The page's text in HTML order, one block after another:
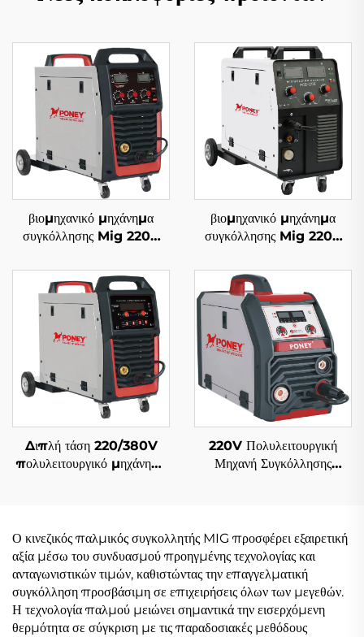
βιομηχανικό μηχάνημα
συγκόλλησης Mig 220V
με προστασία αερίου CO2,
μηχάνημα συγκόλλησης
Mig/Mag
βιομηχανικό μηχάνημα
συγκόλλησης Mig 220V
με προστασία αερίου CO2,
μηχάνημα συγκόλλησης
Mig/Mag
Διπλή τάση 220/380V
πολυλειτουργικό μηχάνημα
συγκερασμένο μηχάνημα
συγκόλλησης
220V Πολυλειτουργική
Μηχανή Συγκόλλησης
συνεργικό σύστημα
Ο κινεζικός παλμικός συγκολλητής MIG προσφέρει εξαιρετική
αξία μέσω του συνδυασμού προηγμένης τεχνολογίας και
ανταγωνιστικών τιμών, καθιστώντας την επαγγελματική
συγκόλληση προσβάσιμη σε επιχειρήσεις όλων των μεγεθών.
Η τεχνολογία παλμού μειώνει σημαντικά την εισερχόμενη
θερμότητα σε σύγκριση με τις παραδοσιακές μεθόδους